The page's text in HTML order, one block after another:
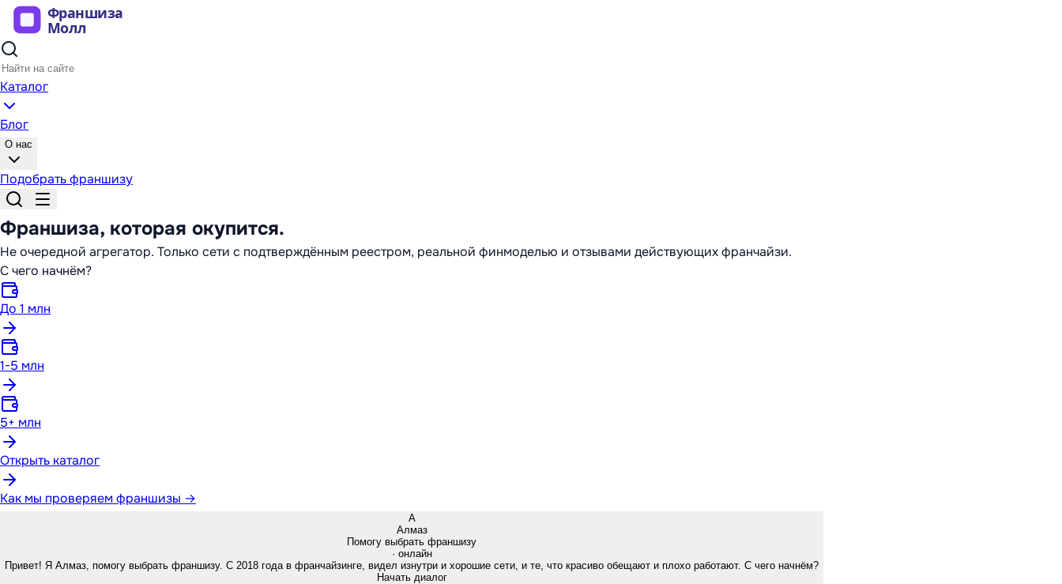
Каталог
Блог
О нас
Подобрать франшизу
Франшиза, которая окупится.
Не очередной агрегатор. Только сети с подтверждённым реестром, реальной финмоделью и отзывами действующих франчайзи.
С чего начнём?
До 1 млн
1-5 млн
5+ млн
Открыть каталог
Как мы проверяем франшизы →
А
Алмаз
Помогу выбрать франшизу
· онлайн
Привет! Я Алмаз, помогу выбрать франшизу. С 2018 года в франчайзинге, видел изнутри и хорошие сети, и те, что красиво обещают и плохо работают. С чего начнём?
Начать диалог